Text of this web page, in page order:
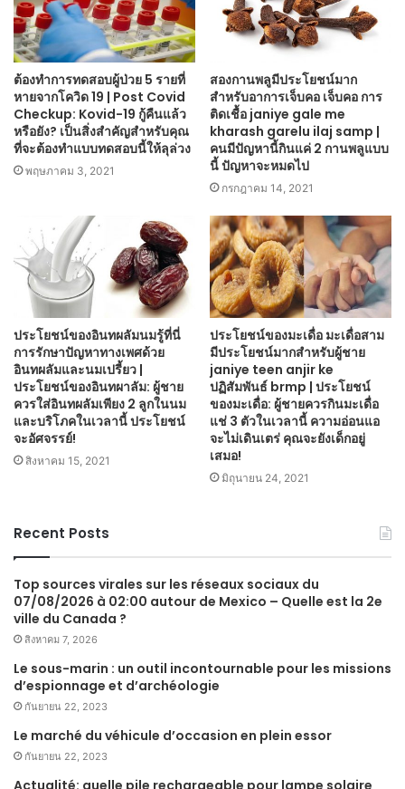
ต้องทำการทดสอบผู้ป่วย 5 รายที่
หายจากโควิด 19 | Post Covid
Checkup: Kovid-19 กู้คืนแล้ว
หรือยัง? เป็นสิ่งสำคัญสำหรับคุณ
ที่จะต้องทำแบบทดสอบนี้ให้ลุล่วง
พฤษภาคม 3, 2021
สองกานพลูมีประโยชน์มาก
สำหรับอาการเจ็บคอ เจ็บคอ การ
ติดเชื้อ janiye gale me
kharash garelu ilaj samp |
คนมีปัญหานี้กินแค่ 2 กานพลูแบบ
นี้ ปัญหาจะหมดไป
กรกฎาคม 14, 2021
ประโยชน์ของอินทผลัมนมรู้ที่นี่
การรักษาปัญหาทางเพศด้วย
อินทผลัมและนมเปรี้ยว |
ประโยชน์ของอินทผาลัม: ผู้ชาย
ควรใส่อินทผลัมเพียง 2 ลูกในนม
และบริโภคในเวลานี้ ประโยชน์
จะอัศจรรย์!
สิงหาคม 15, 2021
ประโยชน์ของมะเดื่อ มะเดื่อสาม
มีประโยชน์มากสำหรับผู้ชาย
janiye teen anjir ke
ปฏิสัมพันธ์ brmp | ประโยชน์
ของมะเดื่อ: ผู้ชายควรกินมะเดื่อ
แช่ 3 ตัวในเวลานี้ ความอ่อนแอ
จะไม่เดินเตร่ คุณจะยังเด็กอยู่
เสมอ!
มิถุนายน 24, 2021
Recent Posts
Top sources virales sur les réseaux sociaux du
07/08/2026 à 02:00 autour de Mexico – Quelle est la 2e
ville du Canada ?
สิงหาคม 7, 2026
Le sous-marin : un outil incontournable pour les missions
d’espionnage et d’archéologie
กันยายน 22, 2023
Le marché du véhicule d’occasion en plein essor
กันยายน 22, 2023
Actualité: quelle pile rechargeable pour lampe solaire